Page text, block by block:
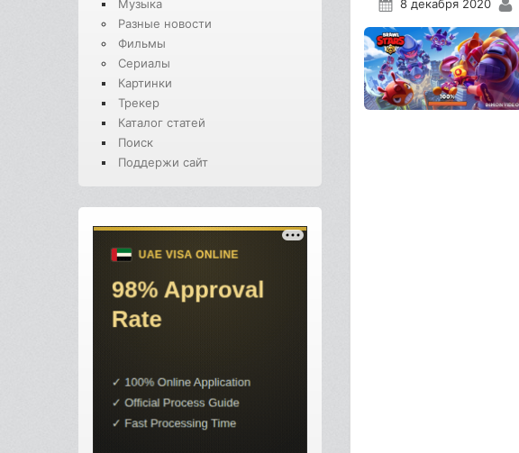
Музыка
Разные новости
Фильмы
Сериалы
Картинки
Трекер
Каталог статей
Поиск
Поддержи сайт
8 декабря 2020